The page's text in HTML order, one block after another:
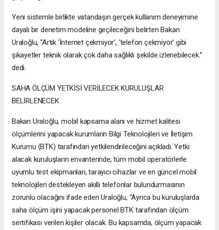
Yeni sistemle birlikte vatandaşın gerçek kullanım deneyimine
dayalı bir denetim modeline geçileceğini belirten Bakan
Uraloğlu, “Artık ‘İnternet çekmiyor’, ‘telefon çekmiyor’ gibi
şikayetler teknik olarak çok daha sağlıklı şekilde izlenebilecek.”
dedi.
SAHA ÖLÇÜM YETKİSİ VERİLECEK KURULUŞLAR
BELİRLENECEK
Bakan Uraloğlu, mobil kapsama alanı ve hizmet kalitesi
ölçümlerini yapacak kurumların Bilgi Teknolojileri ve İletişim
Kurumu (BTK) tarafından yetkilendirileceğini açıkladı. Yetki
alacak kuruluşların envanterinde; tüm mobil operatörlerle
uyumlu test ekipmanları, tarayıcı cihazlar ve en güncel mobil
teknolojileri destekleyen akıllı telefonlar bulundurmasının
zorunlu olacağını ifade eden Uraloğlu, “Ayrıca bu kuruluşlarda
saha ölçüm işini yapacak personel BTK tarafından ölçüm
sertifikası verilen kişiler olacak. Bu kapsamda, ölçüm yapacak